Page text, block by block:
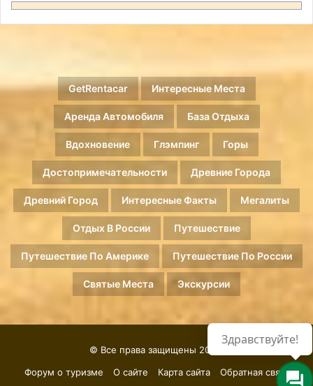
GetRentacar Интересные Места
Аренда Автомобиля База Отдыха
Вдохновение Глэмпинг Горы
Достопримечательности Древние Города
Древний Город Интересные Факты Мегалиты
Отдых В России Путешествие
Путешествие По Америке Путешествие По России
Святые Места Экскурсии
© Все права защищены 2026.
Форум о туризме
О сайте Карта сайта Обратная связь
Здравствуйте!